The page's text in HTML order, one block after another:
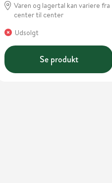
Varen og lagertal kan variere fra
center til center
Udsolgt
Se produkt